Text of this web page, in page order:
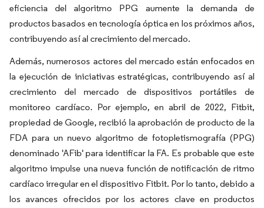
eficiencia del algoritmo PPG aumente la demanda de
productos basados en tecnología óptica en los próximos años,
contribuyendo así al crecimiento del mercado.
Además, numerosos actores del mercado están enfocados en
la ejecución de iniciativas estratégicas, contribuyendo así al
crecimiento del mercado de dispositivos portátiles de
monitoreo cardíaco. Por ejemplo, en abril de 2022, Fitbit,
propiedad de Google, recibió la aprobación de producto de la
FDA para un nuevo algoritmo de fotopletismografía (PPG)
denominado 'AFib' para identificar la FA. Es probable que este
algoritmo impulse una nueva función de notificación de ritmo
cardíaco irregular en el dispositivo Fitbit. Por lo tanto, debido a
los avances ofrecidos por los actores clave en productos